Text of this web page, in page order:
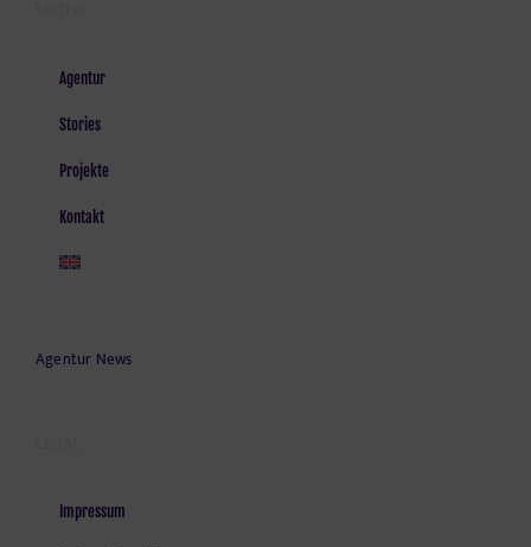
Agentur
Stories
Projekte
Kontakt
Agentur News
Impressum